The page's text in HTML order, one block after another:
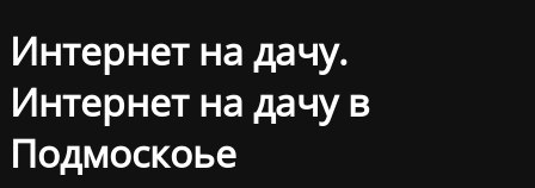
Интернет на дачу.
Интернет на дачу в
Подмоскоье